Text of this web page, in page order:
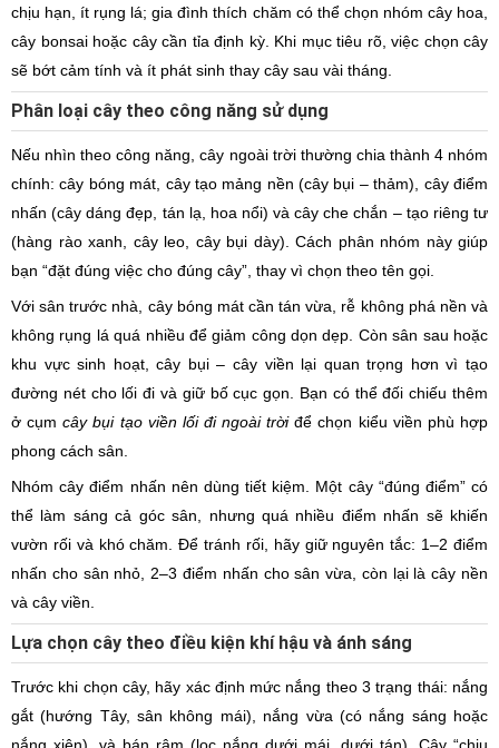
chịu hạn, ít rụng lá; gia đình thích chăm có thể chọn nhóm cây hoa,
cây bonsai hoặc cây cần tỉa định kỳ. Khi mục tiêu rõ, việc chọn cây
sẽ bớt cảm tính và ít phát sinh thay cây sau vài tháng.
Phân loại cây theo công năng sử dụng
Nếu nhìn theo công năng, cây ngoài trời thường chia thành 4 nhóm
chính: cây bóng mát, cây tạo mảng nền (cây bụi – thảm), cây điểm
nhấn (cây dáng đẹp, tán lạ, hoa nổi) và cây che chắn – tạo riêng tư
(hàng rào xanh, cây leo, cây bụi dày). Cách phân nhóm này giúp
bạn “đặt đúng việc cho đúng cây”, thay vì chọn theo tên gọi.
Với sân trước nhà, cây bóng mát cần tán vừa, rễ không phá nền và
không rụng lá quá nhiều để giảm công dọn dẹp. Còn sân sau hoặc
khu vực sinh hoạt, cây bụi – cây viền lại quan trọng hơn vì tạo
đường nét cho lối đi và giữ bố cục gọn. Bạn có thể đối chiếu thêm
ở cụmcây bụi tạo viền lối đi ngoài trờiđể chọn kiểu viền phù hợp
phong cách sân.
Nhóm cây điểm nhấn nên dùng tiết kiệm. Một cây “đúng điểm” có
thể làm sáng cả góc sân, nhưng quá nhiều điểm nhấn sẽ khiến
vườn rối và khó chăm. Để tránh rối, hãy giữ nguyên tắc: 1–2 điểm
nhấn cho sân nhỏ, 2–3 điểm nhấn cho sân vừa, còn lại là cây nền
và cây viền.
Lựa chọn cây theo điều kiện khí hậu và ánh sáng
Trước khi chọn cây, hãy xác định mức nắng theo 3 trạng thái: nắng
gắt (hướng Tây, sân không mái), nắng vừa (có nắng sáng hoặc